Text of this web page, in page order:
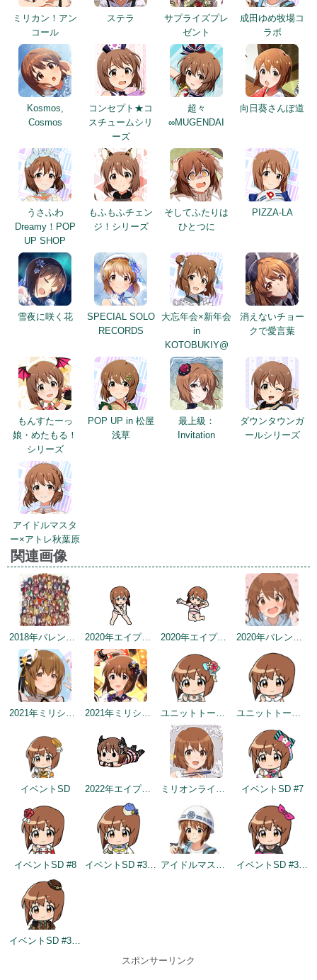
ミリカン！アン
コール
ステラ
サプライズプレ
ゼント
成田ゆめ牧場コ
ラボ
Kosmos,
Cosmos
コンセプト★コ
スチュームシリ
ーズ
超々
∞MUGENDAI
向日葵さんぽ道
うさふわ
Dreamy！POP
UP SHOP
もふもふチェン
ジ！シリーズ
そしてふたりは
ひとつに
PIZZA-LA
雪夜に咲く花
SPECIAL SOLO
RECORDS
大忘年会×新年会
in
KOTOBUKIY@
消えないチョー
クで愛言葉
もんすたーっ
娘・めたもる！
シリーズ
POP UP in 松屋
浅草
最上級：
Invitation
ダウンタウンガ
ールシリーズ
アイドルマスタ
ー×アトレ秋葉原
関連画像
2018年バレンタインデー公式ツイート 2020年エイプリルフールネタ 2020年エイプリルフールネタ 2020年バレンタインデー
2021年ミリシタ4周年カウントダウン（1日前） 2021年ミリシタ4周年トップ画面 ユニットトークイメージ（2021-07-29～） ユニットトークイメージ（2021-07-29～）
イベントSD 2022年エイプリルフールネタ ミリオンライブ10周年記念トップ画面 イベントSD #7
イベントSD #8 イベントSD #358 アイドルマスター×成田ゆめ牧場 みんなとすごす成田ゆめ牧場 ～穴掘りの頂点を目指しますぅ！～ イベントSD #383
イベントSD #399
スポンサーリンク